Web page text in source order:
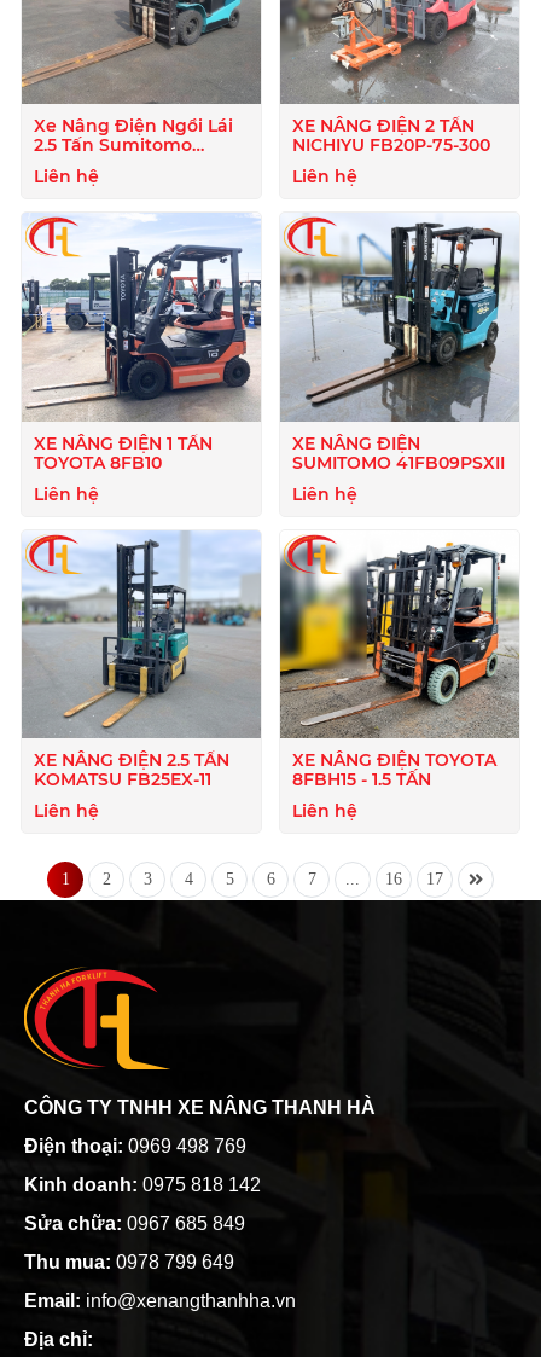
Xe Nâng Điện Ngồi Lái
2.5 Tấn Sumitomo
51FB25PJXIII
Liên hệ
XE NÂNG ĐIỆN 2 TẤN
NICHIYU FB20P-75-300
Liên hệ
XE NÂNG ĐIỆN 1 TẤN
TOYOTA 8FB10
Liên hệ
XE NÂNG ĐIỆN
SUMITOMO 41FB09PSXII
Liên hệ
XE NÂNG ĐIỆN 2.5 TẤN
KOMATSU FB25EX-11
Liên hệ
XE NÂNG ĐIỆN TOYOTA
8FBH15 - 1.5 TẤN
Liên hệ
1 2 3 4 5 6 7 16 17
CÔNG TY TNHH XE NÂNG THANH HÀ
Điện thoại: 0969 498 769
Kinh doanh: 0975 818 142
Sửa chữa: 0967 685 849
Thu mua: 0978 799 649
Email: info@xenangthanhha.vn
Địa chỉ: